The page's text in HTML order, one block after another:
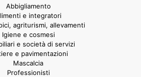
Abbigliamento
e integratori
agriturismi, allevamenti
Igiene e cosmesi
e società di servizi
e pavimentazioni
Mascalcia
Professionisti